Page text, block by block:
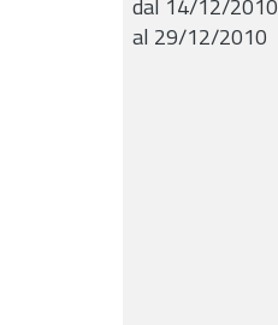
dal 14/12/2010
al 29/12/2010